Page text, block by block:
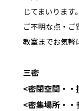
じてまいります。
ご不明な点・ご
教室までお気軽
三密
<密閉空間・
<密集場所・